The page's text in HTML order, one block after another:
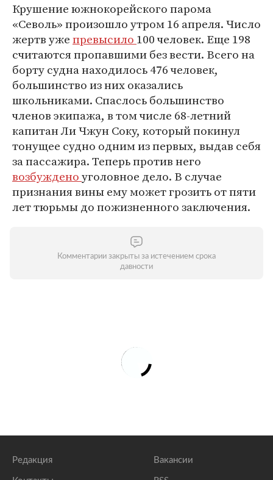
Крушение южнокорейского парома
«Севоль» произошло утром 16 апреля. Число
жертв ужепревысило 100 человек. Еще 198
считаются пропавшими без вести. Всего на
борту судна находилось 476 человек,
большинство из них оказались
школьниками. Спаслось большинство
членов экипажа, в том числе 68-летний
капитан Ли Чжун Соку, который покинул
тонущее судно одним из первых, выдав себя
за пассажира. Теперь против него
возбужденоуголовное дело. В случае
признания вины ему может грозить от пяти
лет тюрьмы до пожизненного заключения.
Комментарии закрыты за истечением срока
давности
Редакция Вакансии